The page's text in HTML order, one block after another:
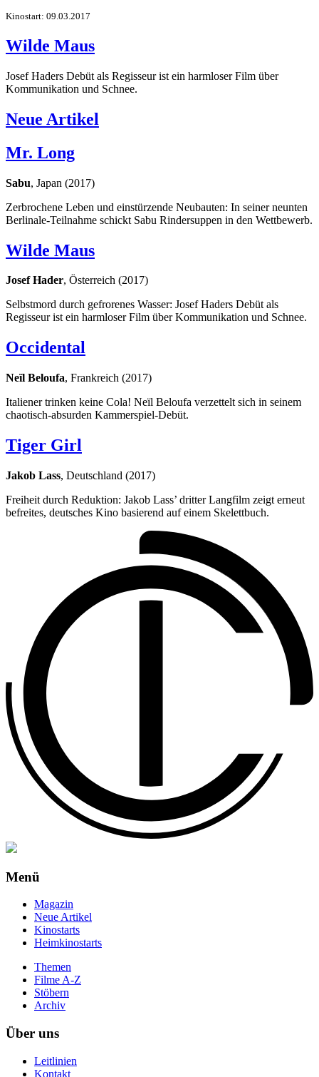
Kinostart: 09.03.2017
Wilde Maus
Josef Haders Debüt als Regisseur ist ein harmloser Film über
Kommunikation und Schnee.
Neue Artikel
Mr. Long
Sabu, Japan (2017)
Zerbrochene Leben und einstürzende Neubauten: In seiner neunten
Berlinale-Teilnahme schickt Sabu Rindersuppen in den Wettbewerb.
Wilde Maus
Josef Hader, Österreich (2017)
Selbstmord durch gefrorenes Wasser: Josef Haders Debüt als
Regisseur ist ein harmloser Film über Kommunikation und Schnee.
Occidental
Neïl Beloufa, Frankreich (2017)
Italiener trinken keine Cola! Neïl Beloufa verzettelt sich in seinem
chaotisch-absurden Kammerspiel-Debüt.
Tiger Girl
Jakob Lass, Deutschland (2017)
Freiheit durch Reduktion: Jakob Lass’ dritter Langfilm zeigt erneut
befreites, deutsches Kino basierend auf einem Skelettbuch.
Menü
Magazin
Neue Artikel
Kinostarts
Heimkinostarts
Themen
Filme A-Z
Stöbern
Archiv
Über uns
Leitlinien
Kontakt